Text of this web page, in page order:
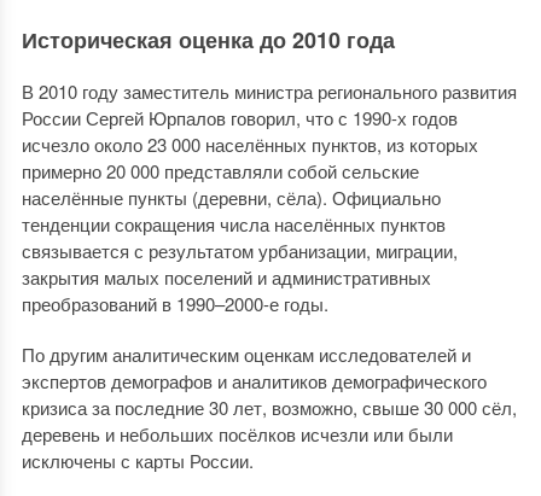
Историческая оценка до 2010 года
В 2010 году заместитель министра регионального развития
России Сергей Юрпалов говорил, что с 1990-х годов
исчезло около 23 000 населённых пунктов, из которых
примерно 20 000 представляли собой сельские
населённые пункты (деревни, сёла). Официально
тенденции сокращения числа населённых пунктов
связывается с результатом урбанизации, миграции,
закрытия малых поселений и административных
преобразований в 1990–2000-е годы.
По другим аналитическим оценкам исследователей и
экспертов демографов и аналитиков демографического
кризиса за последние 30 лет, возможно, свыше 30 000 сёл,
деревень и небольших посёлков исчезли или были
исключены с карты России.